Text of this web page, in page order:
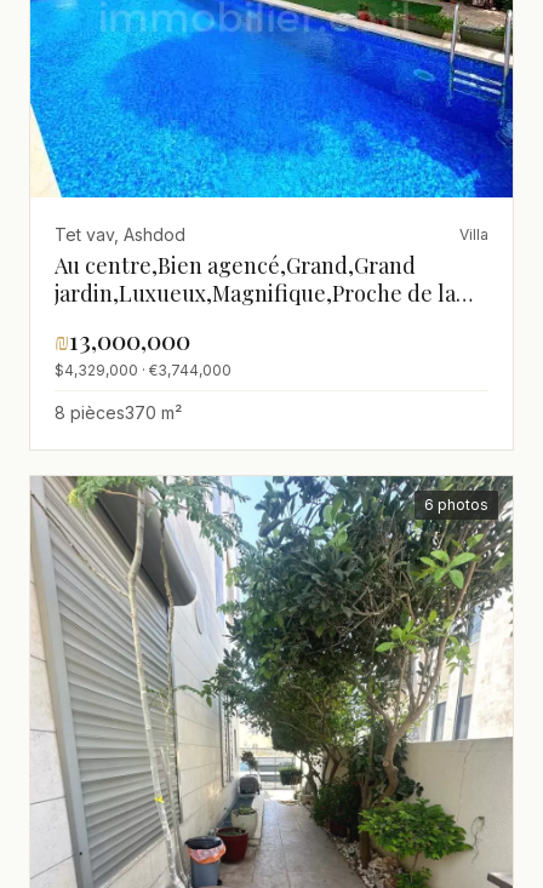
Tet vav, Ashdod Villa
Au centre,Bien agencé,Grand,Grand
jardin,Luxueux,Magnifique,Proche de la
₪13,000,000
$4,329,000 · €3,744,000
8 pièces370 m²
6 photos